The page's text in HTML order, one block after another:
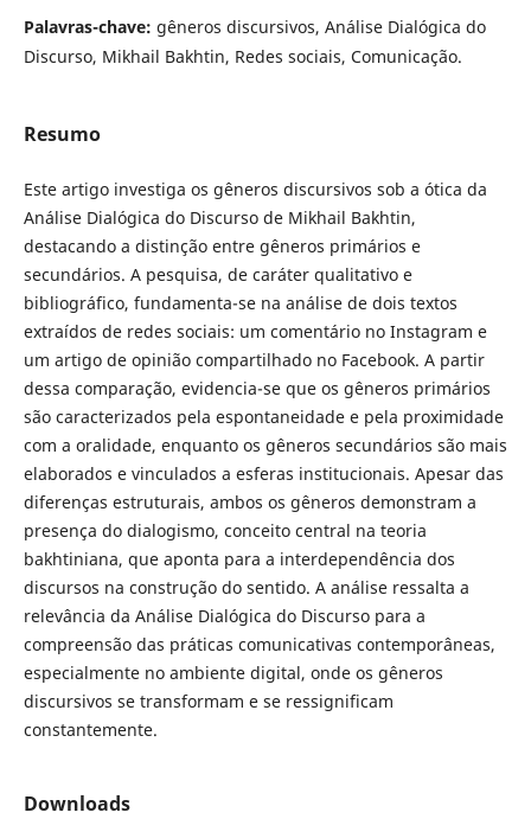
Palavras-chave: gêneros discursivos, Análise Dialógica do
Discurso, Mikhail Bakhtin, Redes sociais, Comunicação.
Resumo
Este artigo investiga os gêneros discursivos sob a ótica da
Análise Dialógica do Discurso de Mikhail Bakhtin,
destacando a distinção entre gêneros primários e
secundários. A pesquisa, de caráter qualitativo e
bibliográfico, fundamenta-se na análise de dois textos
extraídos de redes sociais: um comentário no Instagram e
um artigo de opinião compartilhado no Facebook. A partir
dessa comparação, evidencia-se que os gêneros primários
são caracterizados pela espontaneidade e pela proximidade
com a oralidade, enquanto os gêneros secundários são mais
elaborados e vinculados a esferas institucionais. Apesar das
diferenças estruturais, ambos os gêneros demonstram a
presença do dialogismo, conceito central na teoria
bakhtiniana, que aponta para a interdependência dos
discursos na construção do sentido. A análise ressalta a
relevância da Análise Dialógica do Discurso para a
compreensão das práticas comunicativas contemporâneas,
especialmente no ambiente digital, onde os gêneros
discursivos se transformam e se ressignificam
constantemente.
Downloads